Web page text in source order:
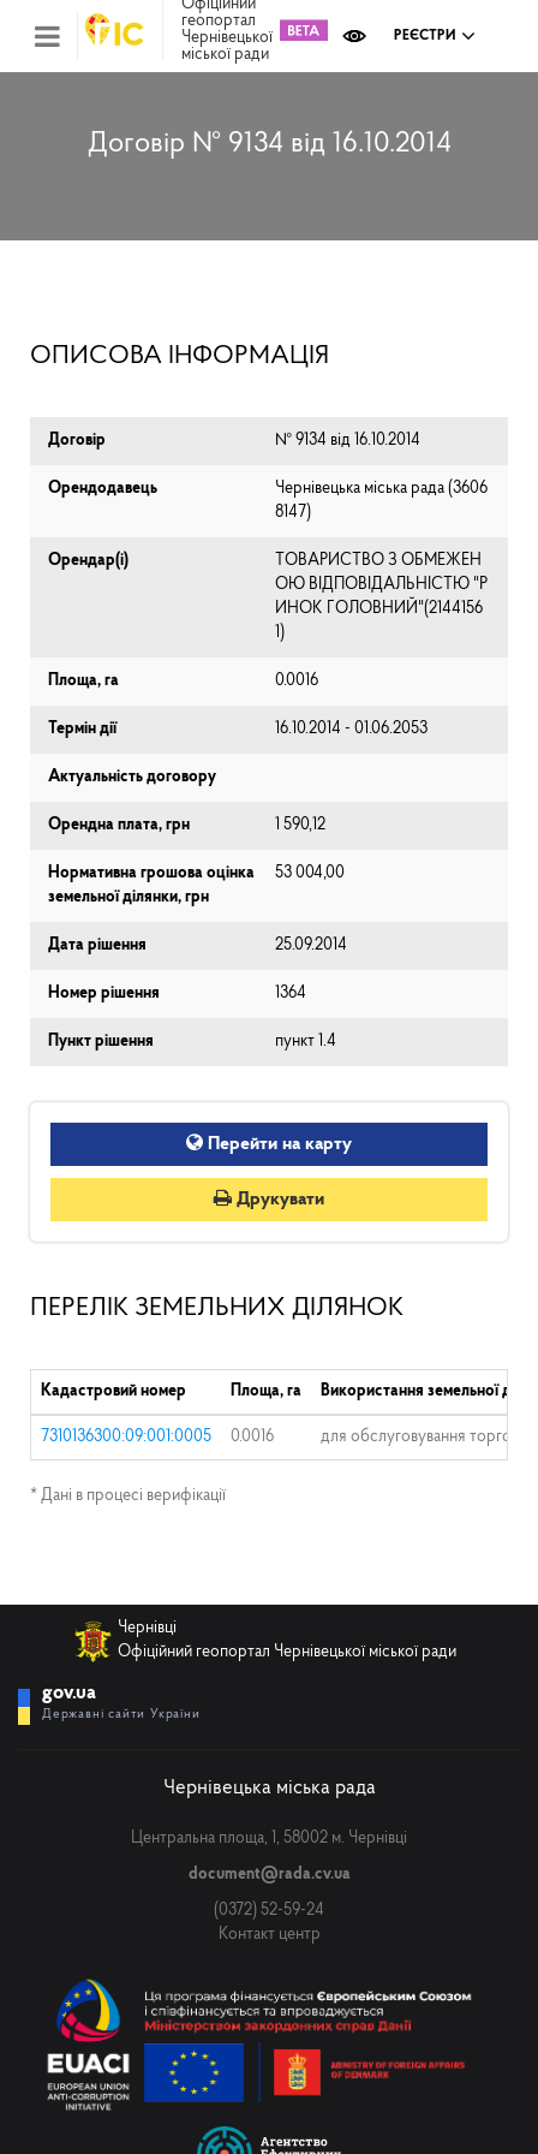
Офіційний
геопортал
Чернівецької
міської ради
РЕЄСТРИ
Договір № 9134 від 16.10.2014
ОПИСОВА ІНФОРМАЦІЯ
Договір № 9134 від 16.10.2014
Орендодавець
Чернівецька міська рада (⁨3606
8147⁩)
Орендар(і)
ТОВАРИСТВО З ОБМЕЖЕН
ОЮ ВІДПОВІДАЛЬНІСТЮ "Р
ИНОК ГОЛОВНИЙ"(2144156
1)
Площа, га 0.0016
Термін дії 16.10.2014 - 01.06.2053
Актуальність договору
Орендна плата, грн 1 590,12
Нормативна грошова оцінка
земельної ділянки, грн
53 004,00
Дата рішення 25.09.2014
Номер рішення 1364
Пункт рішення пункт 1.4
Перейти на карту
Друкувати
ПЕРЕЛІК ЗЕМЕЛЬНИХ ДІЛЯНОК
Кадастровий номер Площа, га Використання земельної
7310136300:09:001:0005 0.0016 для обслуговування торгових
* Дані в процесі верифікації
Чернівці
Офіційний геопортал Чернівецької міської ради
gov.ua
Державні сайти України
Чернівецька міська рада
Центральна площа, 1, 58002 м. Чернівці
document@rada.cv.ua
(0372) 52-59-24
Контакт центр